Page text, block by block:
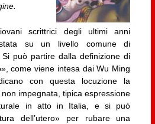
scrittrici degli ultimi anni
su un livello comune di
può partire dalla definizione di
come viene intesa dai Wu Ming
con questa locuzione la
impegnata, tipica espressione
in atto in Italia, e si può
dell’utero» per rubare una